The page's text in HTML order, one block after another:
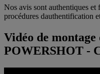
Nos avis sont authentiques et
procédures dauthentification
Vidéo de
POWERSHOT -